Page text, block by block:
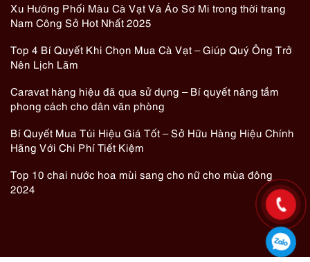
Xu Hướng Phối Màu Cà Vạt Và Áo Sơ Mi trong thời trang
Nam Công Sở Hot Nhất 2025
Top 4 Bí Quyết Khi Chọn Mua Cà Vạt – Giúp Quý Ông Trở
Nên Lịch Lãm
Caravat hàng hiệu đã qua sử dụng – Bí quyết nâng tầm
phong cách cho dân văn phòng
Bí Quyết Mua Túi Hiệu Giá Tốt – Sở Hữu Hàng Hiệu Chính
Hãng Với Chi Phí Tiết Kiệm
Top 10 chai nước hoa mùi sang cho nữ cho mùa đông
2024